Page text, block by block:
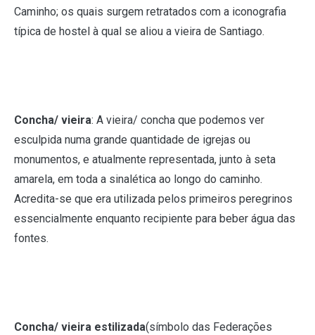
Caminho; os quais surgem retratados com a iconografia
típica de hostel à qual se aliou a vieira de Santiago.
Concha/ vieira: A vieira/ concha que podemos ver
esculpida numa grande quantidade de igrejas ou
monumentos, e atualmente representada, junto à seta
amarela, em toda a sinalética ao longo do caminho.
Acredita-se que era utilizada pelos primeiros peregrinos
essencialmente enquanto recipiente para beber água das
fontes.
Concha/ vieira estilizada(símbolo das Federações